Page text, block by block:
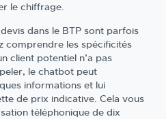
le chiffrage.
dans le BTP sont parfois
comprendre les spécificités
client potentiel n’a pas
le chatbot peut
informations et lui
de prix indicative. Cela vous
téléphonique de dix